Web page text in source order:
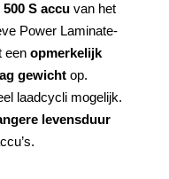
500 S accu van het
Power Laminate-
een opmerkelijk
gewicht op.
laadcycli mogelijk.
levensduur